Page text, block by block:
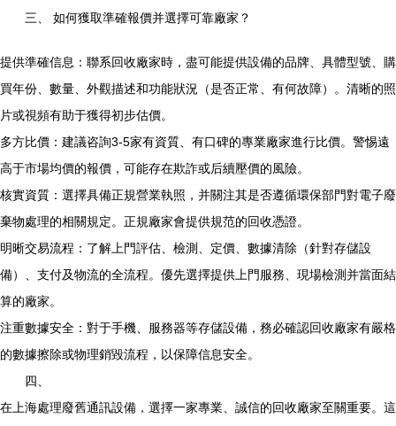
三、 如何獲取準確報價并選擇可靠廠家？
提供準確信息：聯系回收廠家時，盡可能提供設備的品牌、具體型號、購
買年份、數量、外觀描述和功能狀況（是否正常、有何故障）。清晰的照
片或視頻有助于獲得初步估價。
多方比價：建議咨詢3-5家有資質、有口碑的專業廠家進行比價。警惕遠
高于市場均價的報價，可能存在欺詐或后續壓價的風險。
核實資質：選擇具備正規營業執照，并關注其是否遵循環保部門對電子廢
棄物處理的相關規定。正規廠家會提供規范的回收憑證。
明晰交易流程：了解上門評估、檢測、定價、數據清除（針對存儲設
備）、支付及物流的全流程。優先選擇提供上門服務、現場檢測并當面結
算的廠家。
注重數據安全：對于手機、服務器等存儲設備，務必確認回收廠家有嚴格
的數據擦除或物理銷毀流程，以保障信息安全。
四、
在上海處理廢舊通訊設備，選擇一家專業、誠信的回收廠家至關重要。這